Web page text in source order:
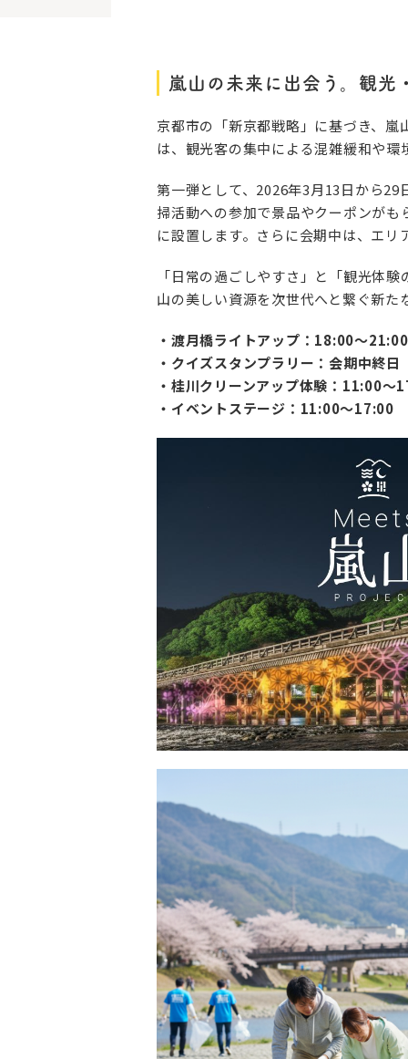
嵐山の未来に出会う。観光
京都市の「新京都戦略」に基づき、
は、観光客の集中による混雑緩和や
第一弾として、2026年3月13日から
掃活動への参加で景品やクーポンが
に設置します。さらに会期中は、エ
「日常の過ごしやすさ」と「観光体
山の美しい資源を次世代へと繋ぐ新た
・渡月橋ライトアップ：18:00〜
・クイズスタンプラリー：会期中終
・桂川クリーンアップ体験：11:00
・イベントステージ：11:00〜